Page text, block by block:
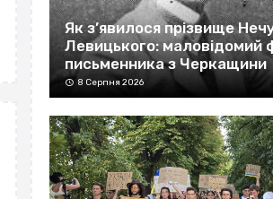
Як з’явилося прізвище
Левицького: маловідомий
письменника з Черкащини
8 Серпня 2026